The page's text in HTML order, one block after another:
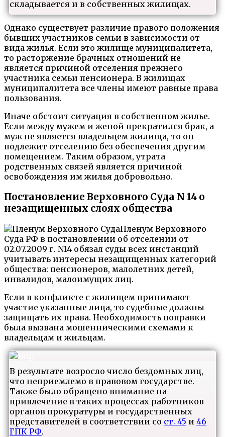
складывается и в собственных жилищах.
Однако существует различие правого положения
бывших участников семьи в зависимости от
вида жилья. Если это жилище муниципалитета,
то расторжение брачных отношений не
является причиной отселения прежнего
участника семьи пенсионера. В жилищах
муниципалитета все члены имеют равные права
пользования.
Иначе обстоит ситуация в собственном жилье.
Если между мужем и женой прекратился брак, а
муж не является владельцем жилища, то он
подлежит отселению без обеспечения другим
помещением. Таким образом, утрата
родственных связей является причиной
освобождения им жилья добровольно.
Постановление Верховного Суда N 14 о
незащищенных слоях общества
Пленум Верховного
Суда РФ в постановлении об отселении от
02.07.2009 г. N14 обязал суды всех инстанций
учитывать интересы незащищенных категорий
общества: пенсионеров, малолетних детей,
инвалидов, малоимущих лиц.
Если в конфликте с жилищем принимают
участие указанные лица, то судебные должны
защищать их права. Необходимость поправки
была вызвана мошенническими схемами к
владельцам и жильцам.
В результате возросло число бездомных лиц,
что неприемлемо в правовом государстве.
Также было обращено внимание на
привлечение в таких процессах работников
органов прокуратуры и государственных
представителей в соответствии со ст. 45 и 46
ГПК РФ.